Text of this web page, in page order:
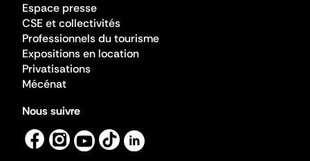
Espace presse
CSE et collectivités
Professionnels du tourisme
Expositions en location
Privatisations
Mécénat
Nous suivre